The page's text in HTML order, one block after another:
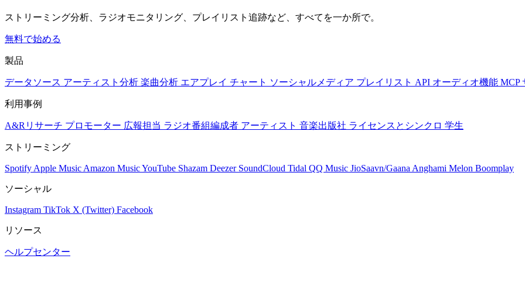
ストリーミング分析、ラジオモニタリング、プレイリスト追跡など、すべてを一か所で。
無料で始める
製品
データソース アーティスト分析 楽曲分析 エアプレイ チャート ソーシャルメディア プレイリスト API オーディオ機能 MCP
利用事例
A&Rリサーチ プロモーター 広報担当 ラジオ番組編成者 アーティスト 音楽出版社 ライセンスとシンクロ 学生
ストリーミング
Spotify Apple Music Amazon MusicYouTube Shazam Deezer SoundCloud Tidal QQ Music JioSaavn/Gaana Anghami Melon Boomplay
ソーシャル
Instagram TikTok X (Twitter) Facebook
リソース
ヘルプセンター